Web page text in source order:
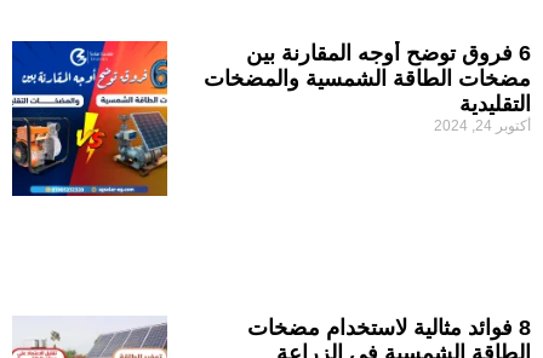
6 فروق توضح أوجه المقارنة بين
مضخات الطاقة الشمسية والمضخات
التقليدية
أكتوبر 24, 2024
8 فوائد مثالية لاستخدام مضخات